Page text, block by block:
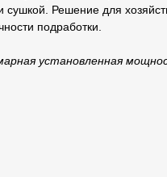
сушкой. Решение для
подработки.
установленная